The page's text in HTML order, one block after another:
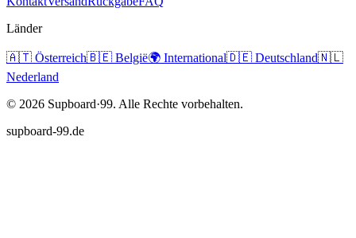
Länder
🇦🇹 Österreich🇧🇪 België🌍 International🇩🇪 Deutschland🇳🇱
Nederland
© 2026 Supboard·99. Alle Rechte vorbehalten.
supboard-99.de